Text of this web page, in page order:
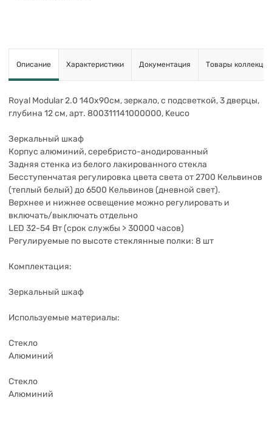
Описание Характеристики Документация Товары коллекции
Royal Modular 2.0 140х90см, зеркало, с подсветкой, 3 дверцы,
глубина 12 см, арт. 800311141000000, Keuco
Зеркальный шкаф
Корпус алюминий, серебристо-анодированный
Задняя стенка из белого лакированного стекла
Бесступенчатая регулировка цвета света от 2700 Кельвинов
(теплый белый) до 6500 Кельвинов (дневной свет).
Верхнее и нижнее освещение можно регулировать и
включать/выключать отдельно
LED 32-54 Вт (срок службы > 30000 часов)
Регулируемые по высоте стеклянные полки: 8 шт
Комплектация:
Зеркальный шкаф
Используемые материалы:
Стекло
Алюминий
Стекло
Алюминий